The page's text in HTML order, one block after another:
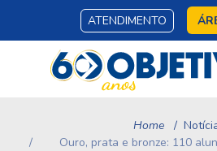
ATENDIMENTO
Home
Ouro, prata e bronze: 110